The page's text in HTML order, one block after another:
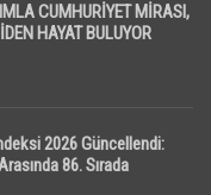
CUMHURİYET MİRASI,
HAYAT BULUYOR
2026 Güncellendi:
86. Sırada